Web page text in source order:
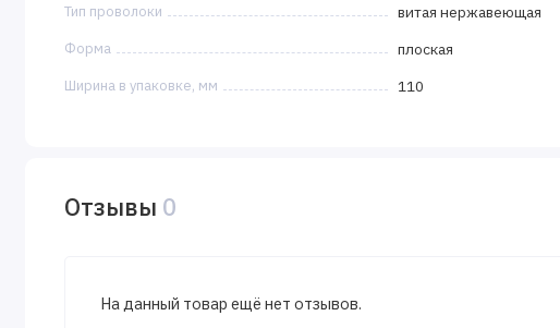
Тип проволоки витая нержавеющая
Форма плоская
Ширина в упаковке, мм 110
Отзывы 0
На данный товар ещё нет отзывов.